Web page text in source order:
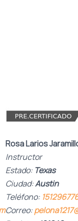
Rosa Larios
Instructor
Estado: Texas
Ciudad:Austin
Teléfono:
Correo: